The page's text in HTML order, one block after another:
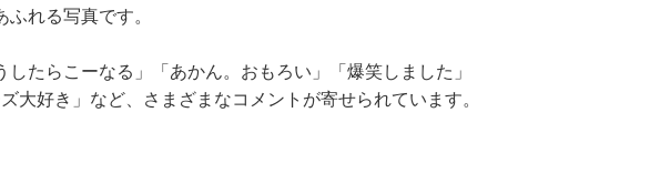
れる写真です。
たらこーなる」「あかん。おもろい」「爆笑しました」
大好き」など、さまざまなコメントが寄せられています。